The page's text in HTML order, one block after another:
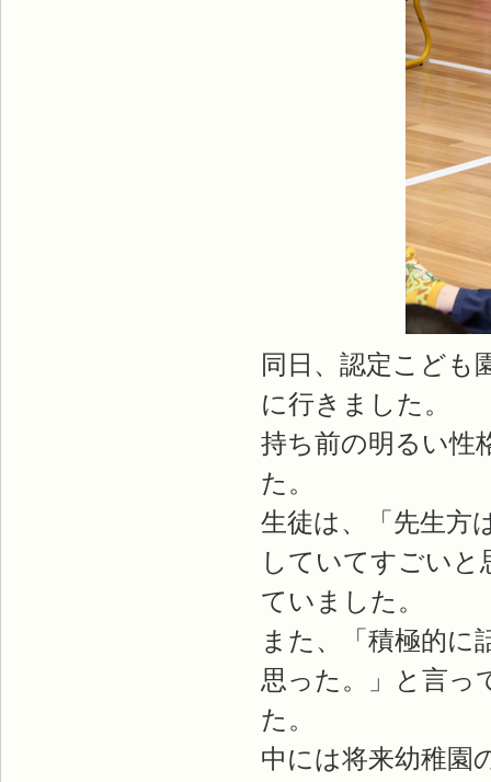
同日、認定こども
に行きました。
持ち前の明るい性
た。
生徒は、「先生方
していてすごい
ていました。
また、「積極的
思った。」と言っ
た。
中には将来幼稚園